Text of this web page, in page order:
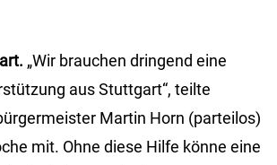
„Wir brauchen dringend eine
aus Stuttgart“, teilte
Martin Horn (parteilos)
mit. Ohne diese Hilfe könne eine